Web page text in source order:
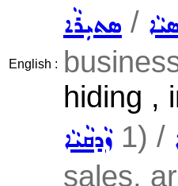
English :
ܣܬܝܼܪܵܐ /
hiding ,
ܙܵܕܩܵܝܵܐ1) /
sales,